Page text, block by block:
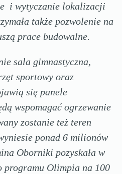
i wytyczanie lokalizacji
także pozwolenie na
prace budowalne.
sala gimnastyczna,
sportowy oraz
się panele
wspomagać ogrzewanie
zostanie też teren
ponad 6 milionów
Oborniki pozyskała w
programu Olimpia na 100